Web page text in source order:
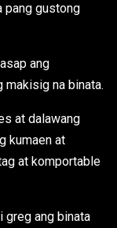
pang gustong
ang
makisig na binata.
at dalawang
kumaen at
at komportable
greg ang binata